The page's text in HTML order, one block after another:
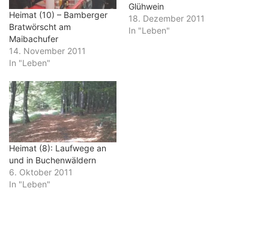
Heimat (10) – Bamberger
Bratwörscht am
Maibachufer
14. November 2011
In "Leben"
Glühwein
18. Dezember 2011
In "Leben"
Heimat (8): Laufwege an
und in Buchenwäldern
6. Oktober 2011
In "Leben"